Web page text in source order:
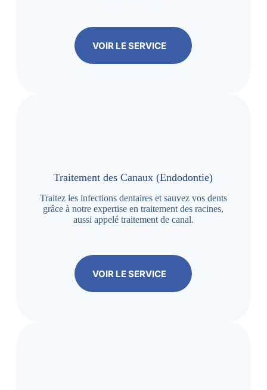
VOIR LE SERVICE
Traitement des Canaux (Endodontie)
Traitez les infections dentaires et sauvez vos dents
grâce à notre expertise en traitement des racines,
aussi appelé traitement de canal.
VOIR LE SERVICE